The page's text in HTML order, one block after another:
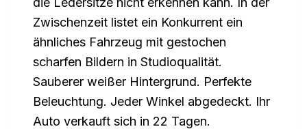
Zwischenzeit listet ein Konkurrent ein
ähnliches Fahrzeug mit gestochen
scharfen Bildern in Studioqualität.
Sauberer weißer Hintergrund. Perfekte
Beleuchtung. Jeder Winkel abgedeckt. Ihr
Auto verkauft sich in 22 Tagen.